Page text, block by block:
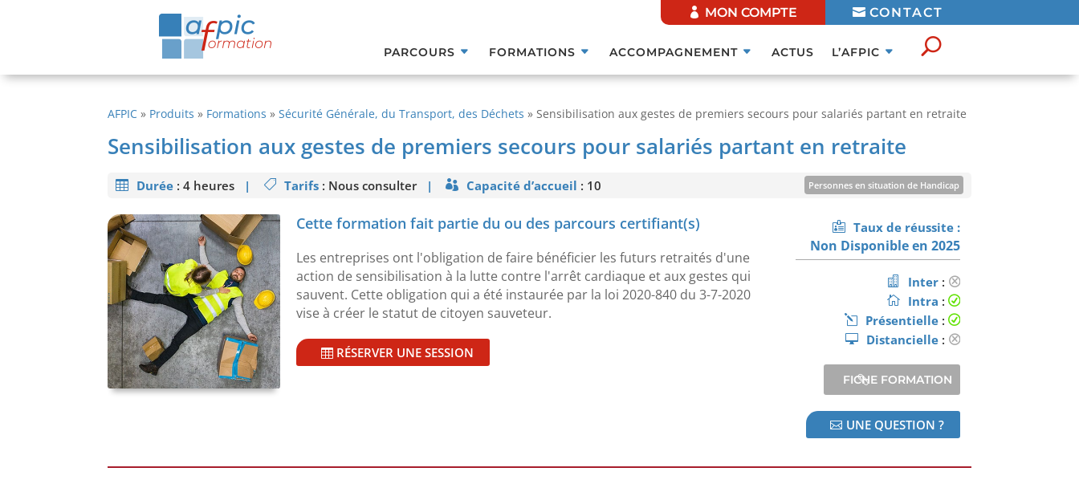
CONTACT
MON COMPTE
PARCOURS FORMATIONS ACCOMPAGNEMENT ACTUS L’AFPIC
AFPIC » Produits » Formations »Sécurité Générale, du Transport, des Déchets »Sensibilisation aux gestes de premiers secours pour salariés partant en retraite
Sensibilisation aux gestes de premiers secours pour salariés partant en retraite
Durée :4 heures | Tarifs : Nous consulter | Capacité d’accueil : 10 Personnes en situation de Handicap
réserve de faisabilité
En savoir plus
Cette formation fait partie du ou des parcours certifiant(s)
Les entreprises ont l'obligation de faire bénéficier les futurs retraités d'une
action de sensibilisation à la lutte contre l'arrêt cardiaque et aux gestes qui
sauvent. Cette obligation qui a été instaurée par la loi 2020-840 du 3-7-2020
vise à créer le statut de citoyen sauveteur.
RÉSERVER UNE SESSION
Taux de réussite :
Non Disponible en 2025
Inter:
Intra :
Présentielle:
Distancielle:
UNE QUESTION ?